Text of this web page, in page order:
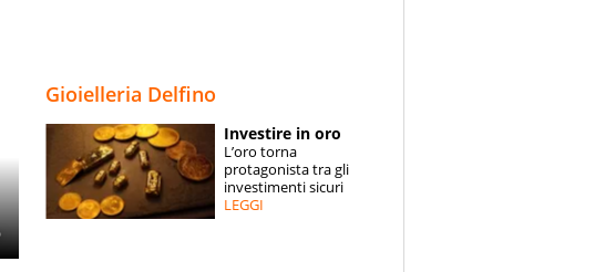
ESPERTI
CONTATTI
Gioielleria Delfino
Investire in oro
L’oro torna
protagonista tra gli
investimenti sicuri
LEGGI